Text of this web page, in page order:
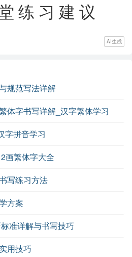
练习建议
AI生成
规范写法详解
体字书写详解_汉字繁体学习
字拼音学习
画繁体字大全
写练习方法
方案
准详解与书写技巧
用技巧